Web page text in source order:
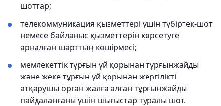
шоттар;
телекоммуникация қызметтері үшін түбіртек-шот
немесе байланыс қызметтерін көрсетуге
арналған шарттың көшірмесі;
мемлекеттік тұрғын үй қорынан тұрғынжайды
және жеке тұрғын үй қорынан жергілікті
атқарушы орган жалға алған тұрғынжайды
пайдаланғаны үшін шығыстар туралы шот.